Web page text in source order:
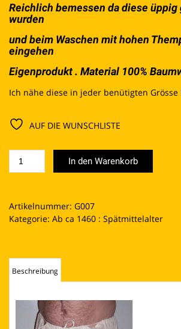
Reichlich bemessen da diese üppig
wurden
und beim Waschen mit hohen
eingehen
Eigenprodukt . Material 100%
Ich nähe diese in jeder benütigten Grösse
AUF DIE WUNSCHLISTE
Menge
In den Warenkorb
Artikelnummer: G007
Kategorie: Ab ca 1460 : Spätmittelalter
Beschreibung